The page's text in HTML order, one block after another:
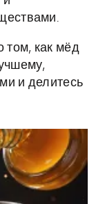
том, как мёд
и делитесь